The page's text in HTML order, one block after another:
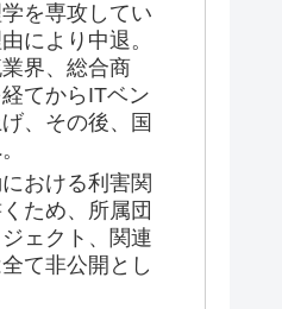
を専攻してい
により中退。
界、総合商
てからITベン
、その後、国
おける利害関
ため、所属団
ェクト、関連
て非公開とし